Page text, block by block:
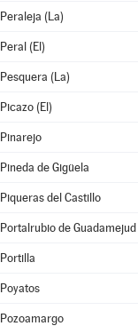
Peraleja (La)
Peral (El)
Pesquera (La)
Picazo (El)
Pinarejo
Pineda de Gigüela
Piqueras del Castillo
Portalrubio de Guadamejud
Portilla
Poyatos
Pozoamargo